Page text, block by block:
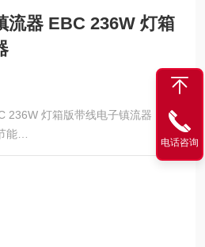
流器 EBC 236W 灯箱
236W 灯箱版带线电子镇流器
能
电话咨询